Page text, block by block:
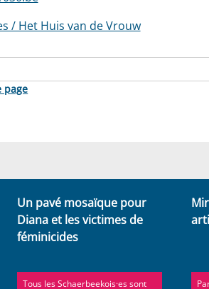
/ Het Huis van de Vrouw
page
Un pavé mosaïque pour
Diana et les victimes de
féminicides
Tous les Schaerbeekois·es sont